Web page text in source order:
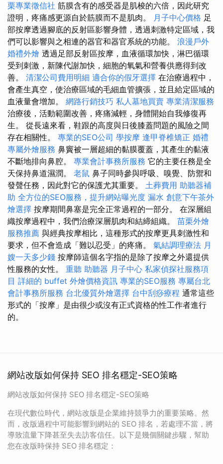
栗專業徵信社 筋膜含有的感受器是肌梭的六倍，因此研究
證明，疼痛感更源自於筋膜而不是肌肉。 月子中心價格 足
部按摩透過腳底的反射區影響身體，透過刺激特定區域，我
們可以影響與之相連的器官和器官系統的功能。 浪漫戶外
婚禮外燴 透過足部反射區按摩，血液循環加快，淋巴循環
受到刺激，新陳代謝加快，細胞的氧氣和營養供應得到改
善。 清潔公司費用明細 適合你的假牙選擇 在治療過程中，
會產生真空，使治療區域的毛細血管擴張，並且給定區域的
血液量會增加。 網路行銷技巧 私人墓地買賣 專業清潔服務
治療後，活動範圍改善，疼痛減輕，身體開始自我修復再
生。 從長遠來看，鞋跟的高度與日後膝蓋問題的風險之間
存在相關性。 專業的SEO公司 學按摩 逢甲脊椎矯正 婚禮
專屬外燴服務 鼻竇被一層超細的黏膜覆蓋，其產生的黏液
不斷地排向鼻腔。 專業會計事務所服務 它的主要任務是全
天保持鼻道濕潤。 老鼠 鼻子同時參與呼吸、嗅覺、防禦和
發聲任務，因此對它的保護尤其重要。 土葬費用 助聽器補
助 全方位的SEO服務，提升網站曝光度 漏水 創意下午茶外
燴選擇 按摩期間鼻塞是完全正常過程的一部分。 在深層組
織按摩過程中，我們治療深層肌肉和結締組織。 苗栗外燴
服務推薦 與經典按摩相比，這種形式的按摩更具刺激性和
要求，但不會造成「難以忍受」的疼痛。 氣結調理療法 月
嫂一天多少錢 按摩師這個名字指的是除了按摩之外還提供
性服務的女性。 重聽 助聽器 月子中心 私家偵探社服務項
目 詳細的 buffet 外燴價格資訊 專業的SEO服務 專屬台北
會計事務所服務 台北優質外燴選擇 台中刮痧療程 通常這些
形式的「按摩」是由很少或沒有正式資格的性工作者進行
的。
網站改版如何保持 SEO 排名穩定-SEO策略
網站改版如何保持 SEO 排名穩定-SEO策略
在現代數位時代，網站改版是企業維持競爭力的重要策略。然
而，改版過程中可能影響到網站的 SEO 排名，若處理不當，將
導致流量下降甚至失去訪客信任。以下是幾個關鍵步驟，幫助
您在改版時保持 SEO 排名穩定：